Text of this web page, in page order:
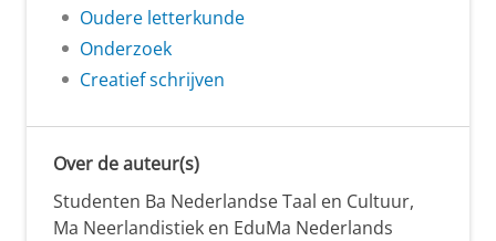
Oudere letterkunde
Onderzoek
Creatief schrijven
Over de auteur(s)
Studenten Ba Nederlandse Taal en Cultuur,
Ma Neerlandistiek en EduMa Nederlands